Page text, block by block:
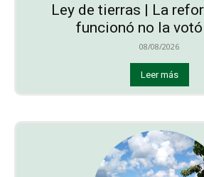
Ley de tierras | La
funcionó no la
08/08/2026
Leer más